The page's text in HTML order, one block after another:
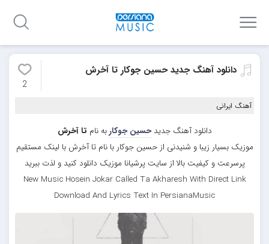
دانلود آهنگ جدید حسین جوکار تا آخرش
2
آهنگ ایرانی
دانلود آهنگ جدیدحسین جوکاربه نام تا آخرش
موزیک بسیار زیبا و شنیدنی از حسین جوکار با نام تا آخرش با لینک مستقیم
پرسرعت و کیفیت بالا از سایت پرشیانا موزیک دانلود کنید و لذت ببرید
New Music Hosein Jokar Called Ta Akharesh With Direct Link
Download And Lyrics Text In PersianaMusic